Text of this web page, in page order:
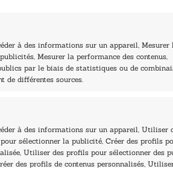
à des informations sur un appareil, Mesurer
Mesurer la performance des contenus,
par le biais de statistiques ou de
de différentes sources.
à des informations sur un appareil, Utiliser
sélectionner la publicité, Créer des profils
Utiliser des profils pour sélectionner des
des profils de contenus personnalisés,
Essai & docs
Sciences humaines